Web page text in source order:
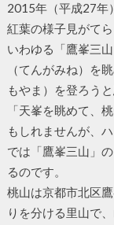
2015年（平成27年
紅葉の様子見がて
いわゆる「鷹峯三
（てんがみね）を
もやま）を登ろう
「天峯を眺めて、
もしれませんが、
では「鷹峯三山」
るのです。
桃山は京都市北区
りを分ける里山で